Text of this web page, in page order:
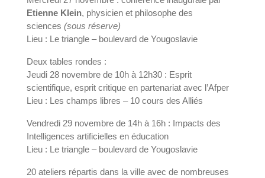
Etienne Klein, physicien et philosophe des
sciences (sous réserve)
Lieu : Le triangle – boulevard de Yougoslavie
Deux tables rondes :
Jeudi 28 novembre de 10h à 12h30 : Esprit
scientifique, esprit critique en partenariat avec l’Afper
Lieu : Les champs libres – 10 cours des Alliés
Vendredi 29 novembre de 14h à 16h : Impacts des
Intelligences artificielles en éducation
Lieu : Le triangle – boulevard de Yougoslavie
20 ateliers répartis dans la ville avec de nombreuses